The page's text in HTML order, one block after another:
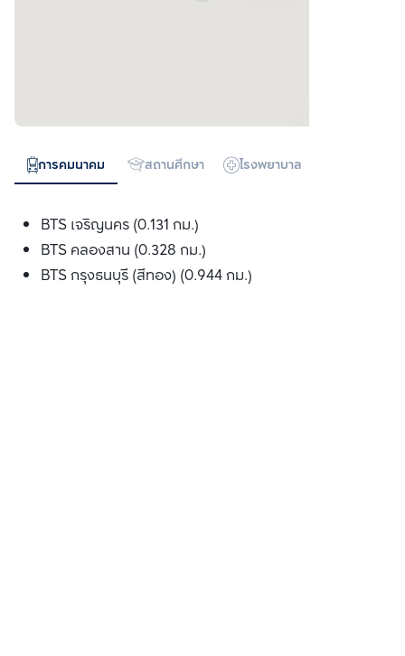
การคมนาคม สถานศึกษา โรงพยาบาล
BTS เจริญนคร (0.131 กม.)
BTS คลองสาน (0.328 กม.)
BTS กรุงธนบุรี (สีทอง) (0.944 กม.)